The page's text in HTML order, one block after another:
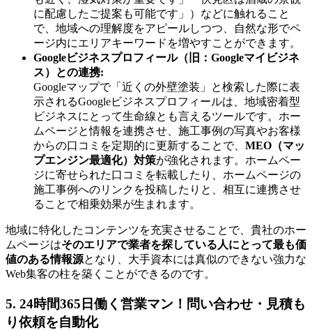
に配慮したご提案も可能です」）などに触れること
で、地域への理解度をアピールしつつ、自然な形でペ
ージ内にエリアキーワードを増やすことができます。
Googleビジネスプロフィール（旧：Googleマイビジネ
ス）との連携:
Googleマップで「近くの外壁塗装」と検索した際に表
示されるGoogleビジネスプロフィールは、地域密着型
ビジネスにとって生命線とも言えるツールです。ホー
ムページと情報を連携させ、施工事例の写真やお客様
からの口コミを定期的に更新することで、 MEO（マッ
プエンジン最適化）対策が強化されます。ホームペー
ジに寄せられた口コミを転載したり、ホームページの
施工事例へのリンクを投稿したりと、相互に連携させ
ることで相乗効果が生まれます。
地域に特化したコンテンツを充実させることで、貴社のホー
ムページはそのエリアで業者を探している人にとって最も価
値のある情報源となり、大手資本には真似のできない強力な
Web集客の柱を築くことができるのです。
5. 24時間365日働く営業マン！問い合わせ・見積も
り依頼を自動化